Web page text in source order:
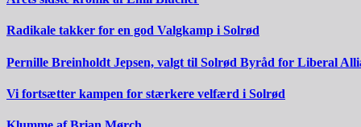
Radikale takker for en god Valgkamp i Solrød
Pernille Breinholdt Jepsen, valgt til Solrød Byråd for Liberal
Vi fortsætter kampen for stærkere velfærd i Solrød